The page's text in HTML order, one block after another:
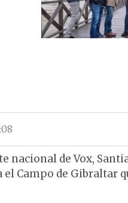
nacional de Vox,
Campo de Gibraltar